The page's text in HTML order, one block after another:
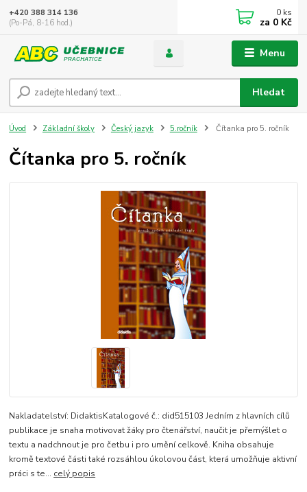
Menu
Hledat
+420 388 314 136
(Po-Pá, 8-16 hod.)
0 ks
za 0 Kč
Úvod Základní školy Český jazyk 5.ročník Čítanka pro 5. ročník
Čítanka pro 5. ročník
Nakladatelství: DidaktisKatalogové č.: did515103 Jedním z hlavních cílů
publikace je snaha motivovat žáky pro čtenářství, naučit je přemýšlet o
textu a nadchnout je pro četbu i pro umění celkově. Kniha obsahuje
kromě textové části také rozsáhlou úkolovou část, která umožňuje aktivní
práci s te... celý popis